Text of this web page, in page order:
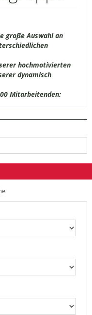
große Auswahl an
hochmotivierten
dynamisch
Mitarbeitenden: